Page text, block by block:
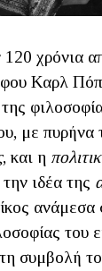
χρόνια
Καρλ
με πυρήνα
, και η
ιδέα της
ανάμεσα
του
συμβολή